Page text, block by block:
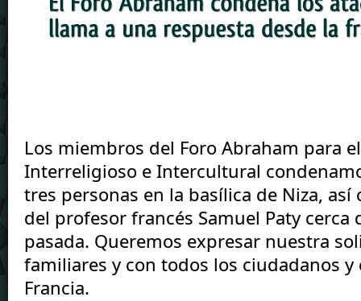
Los miembros del Foro Abraham para
Interreligioso e Intercultural
tres personas en la basílica de Niza, así
del profesor francés Samuel Paty cerca
pasada. Queremos expresar nuestra
familiares y con todos los ciudadanos y
Francia.